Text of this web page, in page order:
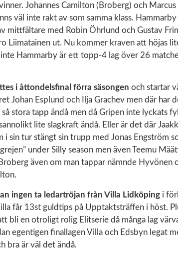
Johannes Camilton (Broberg) och Marcus
väl inte rakt av som samma klass.
mittfältare med Robin Öhrlund och Gustav
Liimatainen ut. Nu kommer kraven att höjas
Hammarby är ett topp-4 lag över 26
i åttondelsfinal förra säsongen och startar
Johan Esplund och Ilja Grachev men där har
stora tapp ändå men då Gripen inte lyckats
lite slagkraft ändå. Eller är det där
i sin tur stängt sin trupp med Jonas Engström
under Silly season men även Teemu
även om man tappar nämnde Hyvönen
ingen ta ledartröjan från Villa Lidköping i
får 13st guldtips på Upptaktsträffen i höst.
bli en otroligt rolig Elitserie då många lag
egentigen finallagen Villa och Edsbyn legat
bra är väl det ändå.